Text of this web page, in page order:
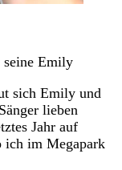
seine Emily
sich Emily und
lieben
Jahr auf
ich im Megapark